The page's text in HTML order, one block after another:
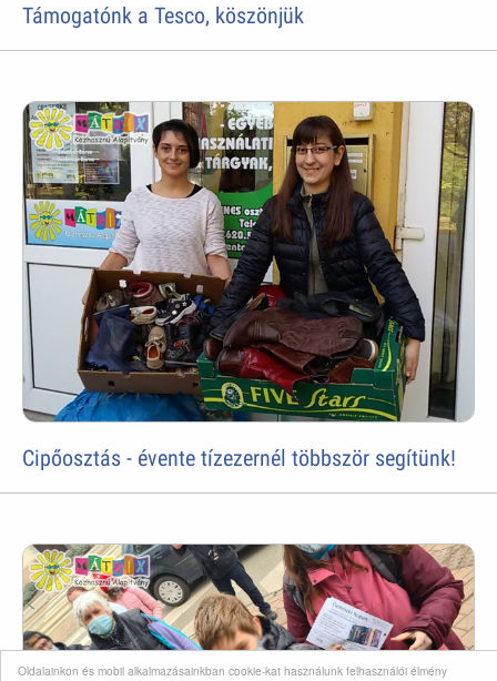
Oldalainkon és mobil alkalmazásainkban cookie-kat használunk felhasználói élmény
Támogatónk a Tesco, köszönjük
Cipőosztás - évente tízezernél többször segítünk!